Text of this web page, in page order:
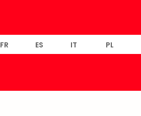
FR ES IT PL